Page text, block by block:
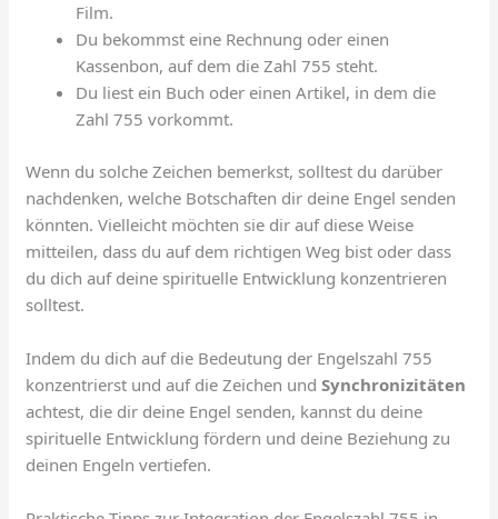
Film.
Du bekommst eine Rechnung oder einen
Kassenbon, auf dem die Zahl 755 steht.
Du liest ein Buch oder einen Artikel, in dem die
Zahl 755 vorkommt.
Wenn du solche Zeichen bemerkst, solltest du darüber
nachdenken, welche Botschaften dir deine Engel senden
könnten. Vielleicht möchten sie dir auf diese Weise
mitteilen, dass du auf dem richtigen Weg bist oder dass
du dich auf deine spirituelle Entwicklung konzentrieren
solltest.
Indem du dich auf die Bedeutung der Engelszahl 755
konzentrierst und auf die Zeichen undSynchronizitäten
achtest, die dir deine Engel senden, kannst du deine
spirituelle Entwicklung fördern und deine Beziehung zu
deinen Engeln vertiefen.